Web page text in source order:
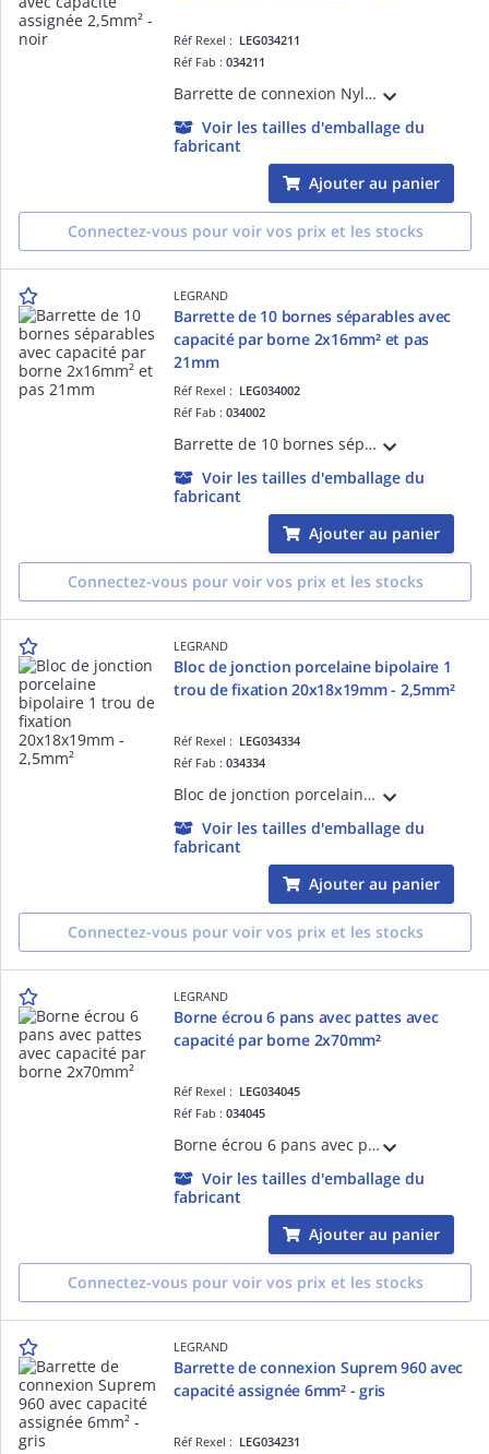
Réf Rexel : LEG034211
Réf Fab :034211
Barrette de connexion Nylbloc avec capacité assignée 2,5mm² - trou diamètre 2,5mm - intensité maximum 24A - 12 éléments à vis imperdables livrée vis dévissées - tenue au fil incandescent 850°C suivant EN 60695-2-11 - noir
Voir les tailles d'emballage du
fabricant
Ajouter au panier
Connectez-vous pour voir vos prix et les stocks
LEGRAND
Barrette de 10 bornes séparables avec
capacité par borne 2x16mm² et pas
21mm
Réf Rexel : LEG034002
Réf Fab :034002
Barrette de 10 bornes séparables avec pattes - capacité par borne 2x16mm² et pas 21mm - gris
Voir les tailles d'emballage du
fabricant
Ajouter au panier
Connectez-vous pour voir vos prix et les stocks
LEGRAND
Bloc de jonction porcelaine bipolaire 1
trou de fixation 20x18x19mm - 2,5mm²
Réf Rexel : LEG034334
Réf Fab :034334
Bloc de jonction porcelaine bipolaire 1 trou de fixation capacité 2,5mm² - 20x18x19mm - trou de fixation diamètre 3,2mm
Voir les tailles d'emballage du
fabricant
Ajouter au panier
Connectez-vous pour voir vos prix et les stocks
LEGRAND
Borne écrou 6 pans avec pattes avec
capacité par borne 2x70mm²
Réf Rexel : LEG034045
Réf Fab :034045
Borne écrou 6 pans avec pattes avec capacité par borne 2x70mm² - largeur fente pour passage du câble 11,7mm - hauteur hors tout 71mm - entraxe de fixation 62mm
Voir les tailles d'emballage du
fabricant
Ajouter au panier
Connectez-vous pour voir vos prix et les stocks
LEGRAND
Barrette de connexion Suprem 960 avec
capacité assignée 6mm² - gris
Réf Rexel : LEG034231